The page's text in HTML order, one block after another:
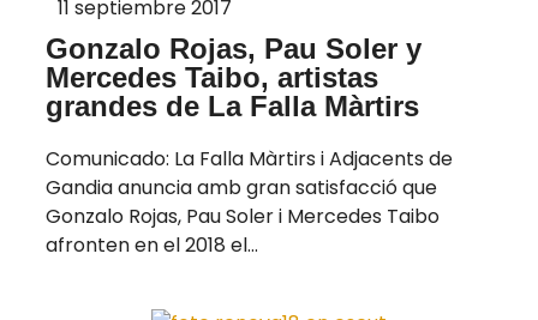
11 septiembre 2017
Gonzalo Rojas, Pau Soler y
Mercedes Taibo, artistas
grandes de La Falla Màrtirs
Comunicado: La Falla Màrtirs i Adjacents de
Gandia anuncia amb gran satisfacció que
Gonzalo Rojas, Pau Soler i Mercedes Taibo
afronten en el 2018 el...